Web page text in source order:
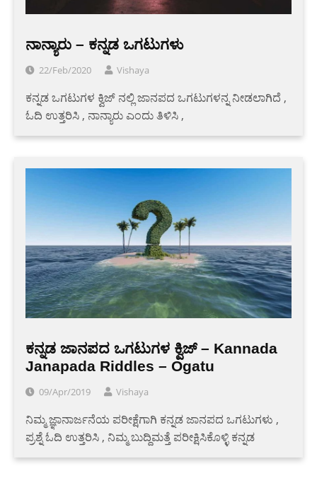
ನಾನ್ಯಾರು – ಕನ್ನಡ ಒಗಟುಗಳು
22/Feb/2020 Vishaya
ಕನ್ನಡ ಒಗಟುಗಳ ಕ್ವಿಜ್ ನಲ್ಲಿ ಜಾನಪದ ಒಗಟುಗಳನ್ನ ನೀಡಲಾಗಿದೆ ,
ಓದಿ ಉತ್ತರಿಸಿ , ನಾನ್ಯಾರು ಎಂದು ತಿಳಿಸಿ ,
ಕನ್ನಡ ಜಾನಪದ ಒಗಟುಗಳ ಕ್ವಿಜ್ – Kannada
Janapada Riddles – Ogatu
09/Apr/2019 Vishaya
ನಿಮ್ಮ ಜ್ಞಾನಾರ್ಜನೆಯ ಪರೀಕ್ಷೆಗಾಗಿ ಕನ್ನಡ ಜಾನಪದ ಒಗಟುಗಳು ,
ಪ್ರಶ್ನೆ ಓದಿ ಉತ್ತರಿಸಿ , ನಿಮ್ಮ ಬುದ್ದಿಮತ್ತೆ ಪರೀಕ್ಷಿಸಿಕೊಳ್ಳಿ ಕನ್ನಡ